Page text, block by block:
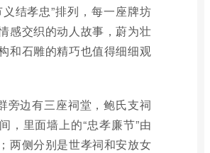
义结孝忠”排列，每一座牌坊
感交织的动人故事，蔚为壮
和石雕的精巧也值得细细观
旁边有三座祠堂，鲍氏支祠
，里面墙上的“忠孝廉节”由
两侧分别是世孝祠和安放女